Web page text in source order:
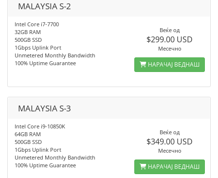
MALAYSIA S-2
Intel Core i7-7700
32GB RAM
500GB SSD
1Gbps Uplink Port
Unmetered Monthly Bandwidth
100% Uptime Guarantee
Веќе од
$299.00 USD
Месечно
НАРАЧАЈ ВЕДНАШ
MALAYSIA S-3
Intel Core i9-10850K
64GB RAM
500GB SSD
1Gbps Uplink Port
Unmetered Monthly Bandwidth
100% Uptime Guarantee
Веќе од
$349.00 USD
Месечно
НАРАЧАЈ ВЕДНАШ